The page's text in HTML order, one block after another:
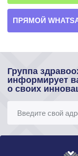
ПРЯМОЙ
Группа
информирует
о своих